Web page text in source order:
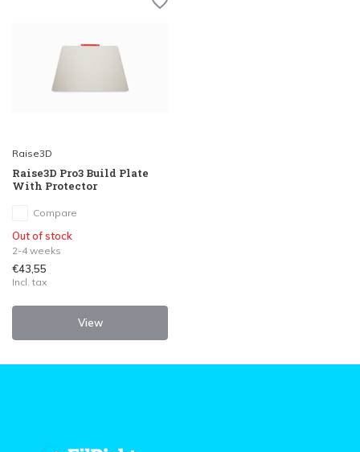
Raise3D
Raise3D Pro3 Build Plate
With Protector
Compare
Out of stock
2-4 weeks
€43,55
Incl. tax
View